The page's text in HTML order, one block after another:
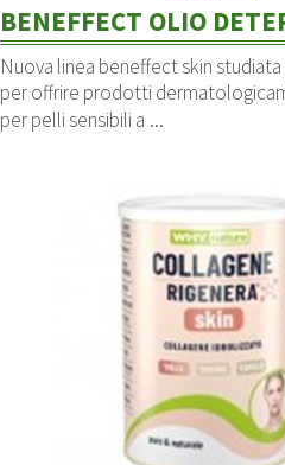
Nuova linea beneffect skin
per offrire prodotti
per pelli sensibili a ...